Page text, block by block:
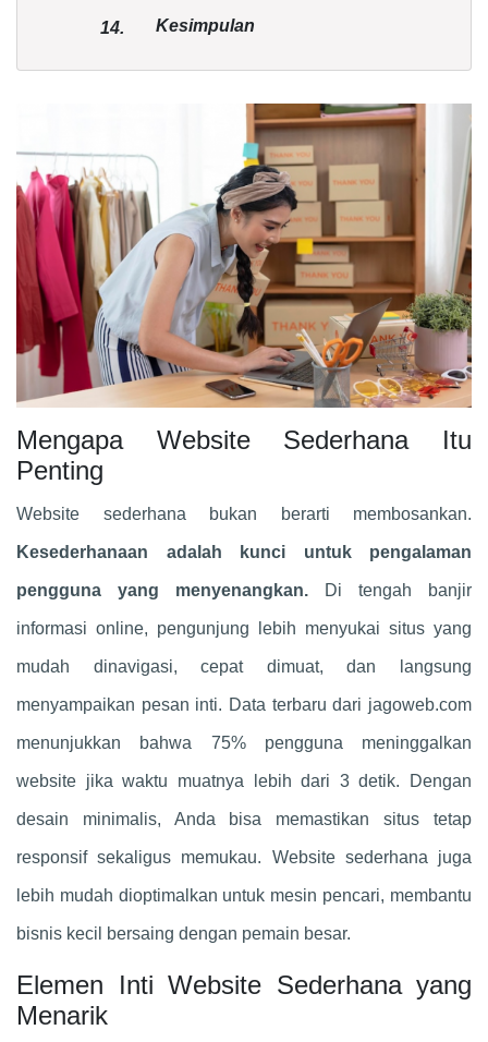
14. Kesimpulan
Mengapa Website Sederhana Itu
Penting
Website sederhana bukan berarti membosankan.
Kesederhanaan adalah kunci untuk pengalaman
pengguna yang menyenangkan. Di tengah banjir
informasi online, pengunjung lebih menyukai situs yang
mudah dinavigasi, cepat dimuat, dan langsung
menyampaikan pesan inti. Data terbaru dari jagoweb.com
menunjukkan bahwa 75% pengguna meninggalkan
website jika waktu muatnya lebih dari 3 detik. Dengan
desain minimalis, Anda bisa memastikan situs tetap
responsif sekaligus memukau. Website sederhana juga
lebih mudah dioptimalkan untuk mesin pencari, membantu
bisnis kecil bersaing dengan pemain besar.
Elemen Inti Website Sederhana yang
Menarik